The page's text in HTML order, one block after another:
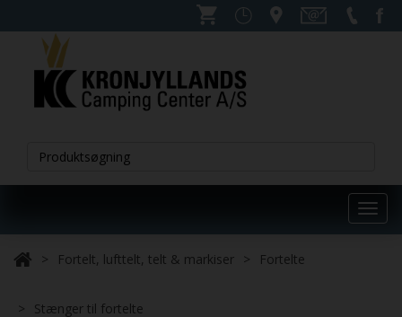
Fortelt, lufttelt, telt & markiser Fortelte
Stænger til fortelte